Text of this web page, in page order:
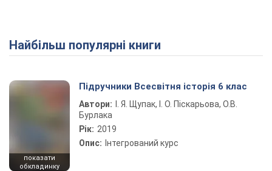
Найбільш популярні книги
показати
обкладинку
Підручники Всесвітня історія 6 клас
Автори:
І. Я. Щупак, І. О. Піскарьова, О.В.
Бурлака
Рік: 2019
Опис: Інтегрований курс